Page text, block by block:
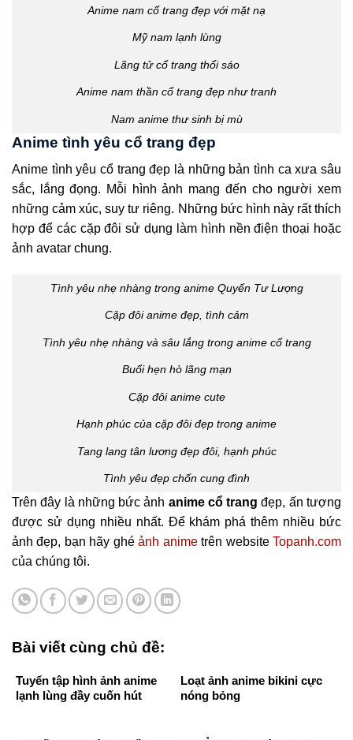
Anime nam cổ trang đẹp với mặt nạ
Mỹ nam lạnh lùng
Lãng tử cổ trang thổi sáo
Anime nam thần cổ trang đẹp như tranh
Nam anime thư sinh bị mù
Anime tình yêu cổ trang đẹp
Anime tình yêu cổ trang đẹp là những bản tình ca xưa sâu
sắc, lắng đọng. Mỗi hình ảnh mang đến cho người xem
những cảm xúc, suy tư riêng. Những bức hình này rất thích
hợp để các cặp đôi sử dụng làm hình nền điện thoại hoặc
ảnh avatar chung.
Tình yêu nhẹ nhàng trong anime Quyến Tư Lượng
Cặp đôi anime đẹp, tình cảm
Tình yêu nhẹ nhàng và sâu lắng trong anime cổ trang
Buổi hẹn hò lãng mạn
Cặp đôi anime cute
Hạnh phúc của cặp đôi đẹp trong anime
Tang lang tân lương đẹp đôi, hạnh phúc
Tình yêu đẹp chốn cung đình
Trên đây là những bức ảnh anime cổ trang đẹp, ấn tượng
được sử dụng nhiều nhất. Để khám phá thêm nhiều bức
ảnh đẹp, bạn hãy ghéảnh animetrên websiteTopanh.com
của chúng tôi.
Bài viết cùng chủ đề:
Tuyển tập hình ảnh anime
lạnh lùng đầy cuốn hút
Loạt ảnh anime bikini cực
nóng bỏng